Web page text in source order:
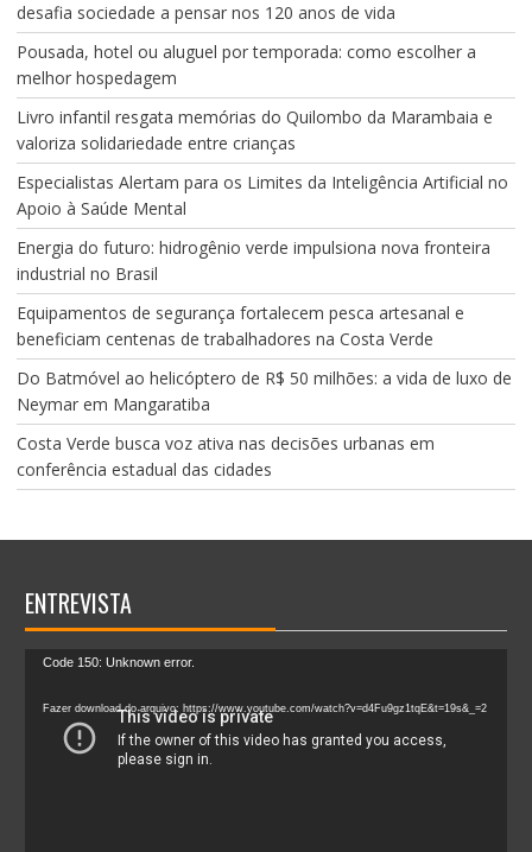
desafia sociedade a pensar nos 120 anos de vida
Pousada, hotel ou aluguel por temporada: como escolher a
melhor hospedagem
Livro infantil resgata memórias do Quilombo da Marambaia e
valoriza solidariedade entre crianças
Especialistas Alertam para os Limites da Inteligência Artificial no
Apoio à Saúde Mental
Energia do futuro: hidrogênio verde impulsiona nova fronteira
industrial no Brasil
Equipamentos de segurança fortalecem pesca artesanal e
beneficiam centenas de trabalhadores na Costa Verde
Do Batmóvel ao helicóptero de R$ 50 milhões: a vida de luxo de
Neymar em Mangaratiba
Costa Verde busca voz ativa nas decisões urbanas em
conferência estadual das cidades
ENTREVISTA
Tocador
vídeo
Code 150: Unknown error.
Fazer download do arquivo: https://www.youtube.com/watch?v=d4Fu9gz1tqE&t=19s&_=2